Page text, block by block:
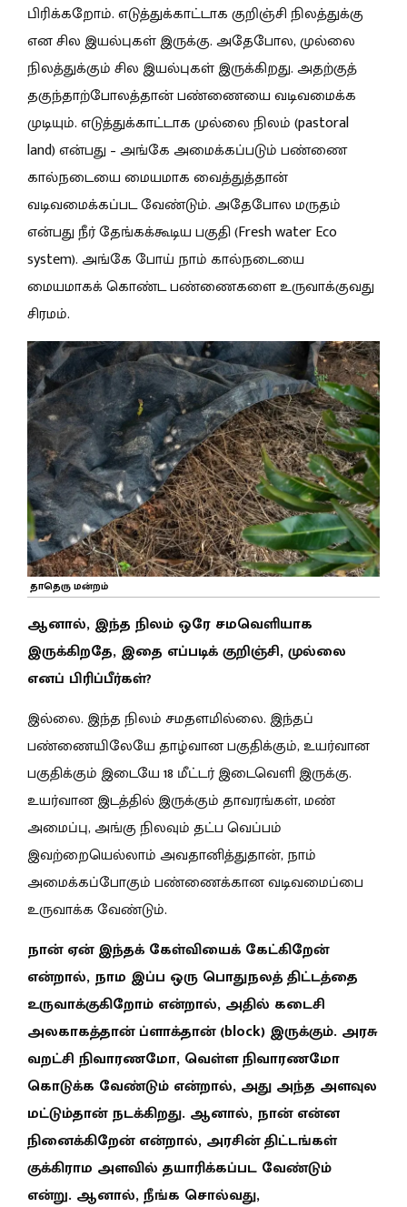
பிரிக்கறோம். எடுத்துக்காட்டாக குறிஞ்சி நிலத்துக்கு
என சில இயல்புகள் இருக்கு. அதேபோல, முல்லை
நிலத்துக்கும் சில இயல்புகள் இருக்கிறது. அதற்குத்
தகுந்தாற்போலத்தான் பண்ணையை வடிவமைக்க
முடியும். எடுத்துக்காட்டாக முல்லை நிலம் (pastoral
land) என்பது – அங்கே அமைக்கப்படும் பண்ணை
கால்நடையை மையமாக வைத்துத்தான்
வடிவமைக்கப்பட வேண்டும். அதேபோல மருதம்
என்பது நீர் தேங்கக்கூடிய பகுதி (Fresh water Eco
system). அங்கே போய் நாம் கால்நடையை
மையமாகக் கொண்ட பண்ணைகளை உருவாக்குவது
சிரமம்.
தாதெரு மன்றம்
ஆனால், இந்த நிலம் ஒரே சமவெளியாக
இருக்கிறதே, இதை எப்படிக் குறிஞ்சி, முல்லை
எனப் பிரிப்பீர்கள்?
இல்லை. இந்த நிலம் சமதளமில்லை. இந்தப்
பண்ணையிலேயே தாழ்வான பகுதிக்கும், உயர்வான
பகுதிக்கும் இடையே 18 மீட்டர் இடைவெளி இருக்கு.
உயர்வான இடத்தில் இருக்கும் தாவரங்கள், மண்
அமைப்பு, அங்கு நிலவும் தட்ப வெப்பம்
இவற்றையெல்லாம் அவதானித்துதான், நாம்
அமைக்கப்போகும் பண்ணைக்கான வடிவமைப்பை
உருவாக்க வேண்டும்.
நான் ஏன் இந்தக் கேள்வியைக் கேட்கிறேன்
என்றால், நாம இப்ப ஒரு பொதுநலத் திட்டத்தை
உருவாக்குகிறோம் என்றால், அதில் கடைசி
அலகாகத்தான் ப்ளாக்தான் (block) இருக்கும். அரசு
வறட்சி நிவாரணமோ, வெள்ள நிவாரணமோ
கொடுக்க வேண்டும் என்றால், அது அந்த அளவுல
மட்டும்தான் நடக்கிறது. ஆனால், நான் என்ன
நினைக்கிறேன் என்றால், அரசின் திட்டங்கள்
குக்கிராம அளவில் தயாரிக்கப்பட வேண்டும்
என்று. ஆனால், நீங்க சொல்வது,